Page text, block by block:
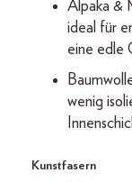
Alpaka &
ideal für
eine edle
wenig
Kunstfasern